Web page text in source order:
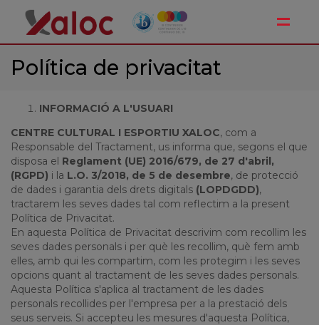
Política de privacitat
INFORMACIÓ A L'USUARI
CENTRE CULTURAL I ESPORTIU XALOC, com a
Responsable del Tractament, us informa que, segons el que
disposa el Reglament (UE) 2016/679, de 27 d'abril,
(RGPD) i la L.O. 3/2018, de 5 de desembre, de protecció
de dades i garantia dels drets digitals (LOPDGDD),
tractarem les seves dades tal com reflectim a la present
Política de Privacitat.
En aquesta Política de Privacitat descrivim com recollim les
seves dades personals i per què les recollim, què fem amb
elles, amb qui les compartim, com les protegim i les seves
opcions quant al tractament de les seves dades personals.
Aquesta Política s'aplica al tractament de les dades
personals recollides per l'empresa per a la prestació dels
seus serveis. Si accepteu les mesures d'aquesta Política,